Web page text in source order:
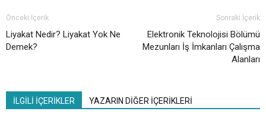
Önceki İçerik
Liyakat Nedir? Liyakat Yok Ne
Demek?
Sonraki İçerik
Elektronik Teknolojisi Bölümü
Mezunları İş İmkanları Çalışma
Alanları
İLGİLİ İÇERİKLER YAZARIN DİĞER İÇERİKLERİ